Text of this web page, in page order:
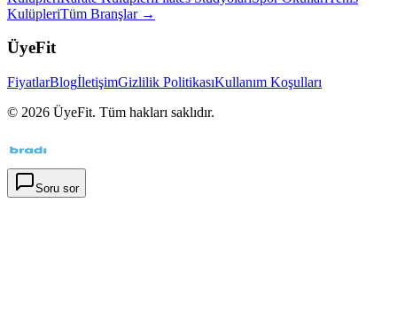
KulüpleriTüm Branşlar →
ÜyeFit
FiyatlarBlogİletişimGizlilik PolitikasıKullanım Koşulları
© 2026 ÜyeFit. Tüm hakları saklıdır.
Soru sor